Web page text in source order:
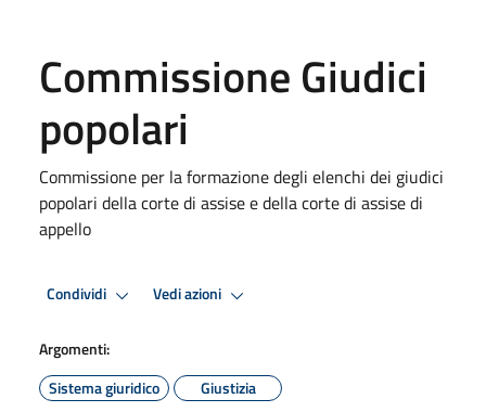
Commissione Giudici
popolari
Commissione per la formazione degli elenchi dei giudici
popolari della corte di assise e della corte di assise di
appello
Condividi Vedi azioni
Argomenti:
Sistema giuridico
Giustizia